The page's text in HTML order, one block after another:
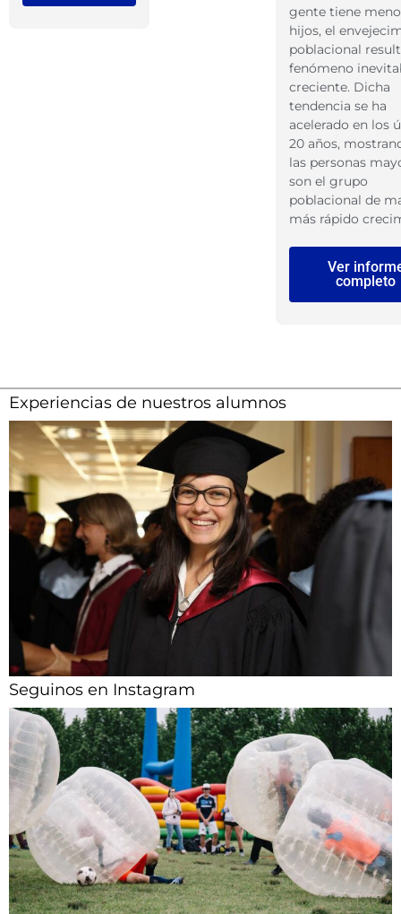
gente tiene
hijos, el
poblacional
fenómeno
creciente. Dicha
tendencia se ha
acelerado en los
20 años,
las personas
son el grupo
poblacional de
más rápido
Ver
completo
Experiencias de nuestros alumnos​
Seguinos en Instagram